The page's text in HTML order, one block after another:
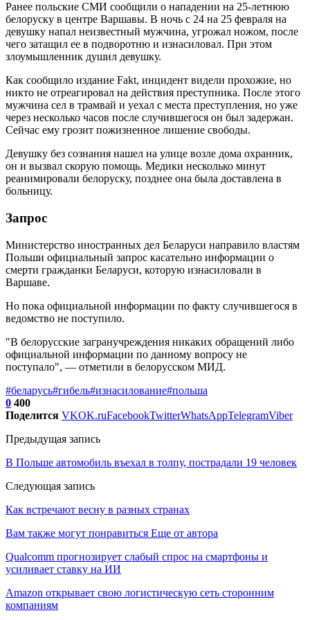
Ранее польские СМИ сообщили о нападении на 25-летнюю
белоруску в центре Варшавы. В ночь с 24 на 25 февраля на
девушку напал неизвестный мужчина, угрожал ножом, после
чего затащил ее в подворотню и изнасиловал. При этом
злоумышленник душил девушку.
Как сообщило издание Fakt, инцидент видели прохожие, но
никто не отреагировал на действия преступника. После этого
мужчина сел в трамвай и уехал с места преступления, но уже
через несколько часов после случившегося он был задержан.
Сейчас ему грозит пожизненное лишение свободы.
Девушку без сознания нашел на улице возле дома охранник,
он и вызвал скорую помощь. Медики несколько минут
реанимировали белоруску, позднее она была доставлена в
больницу.
Запрос
Министерство иностранных дел Беларуси направило властям
Польши официальный запрос касательно информации о
смерти гражданки Беларуси, которую изнасиловали в
Варшаве.
Но пока официальной информации по факту случившегося в
ведомство не поступило.
"В белорусские загранучреждения никаких обращений либо
официальной информации по данному вопросу не
поступало", — отметили в белорусском МИД.
#беларусь#гибель#изнасилование#польша
0 400
Поделится VKOK.ruFacebookTwitterWhatsAppTelegramViber
Предыдущая запись
В Польше автомобиль въехал в толпу, пострадали 19 человек
Следующая запись
Как встречают весну в разных странах
Вам также могут понравиться Еще от автора
Qualcomm прогнозирует слабый спрос на смартфоны и
усиливает ставку на ИИ
Amazon открывает свою логистическую сеть сторонним
компаниям